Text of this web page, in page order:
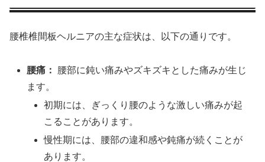
腰椎椎間板ヘルニアの主な症状は、以下の通りです。
腰痛：
腰部に鈍い痛みやズキズキとした痛みが生じ
ます。
初期には、ぎっくり腰のような激しい痛みが起
こることがあります。
慢性期には、腰部の違和感や鈍痛が続くことが
あります。